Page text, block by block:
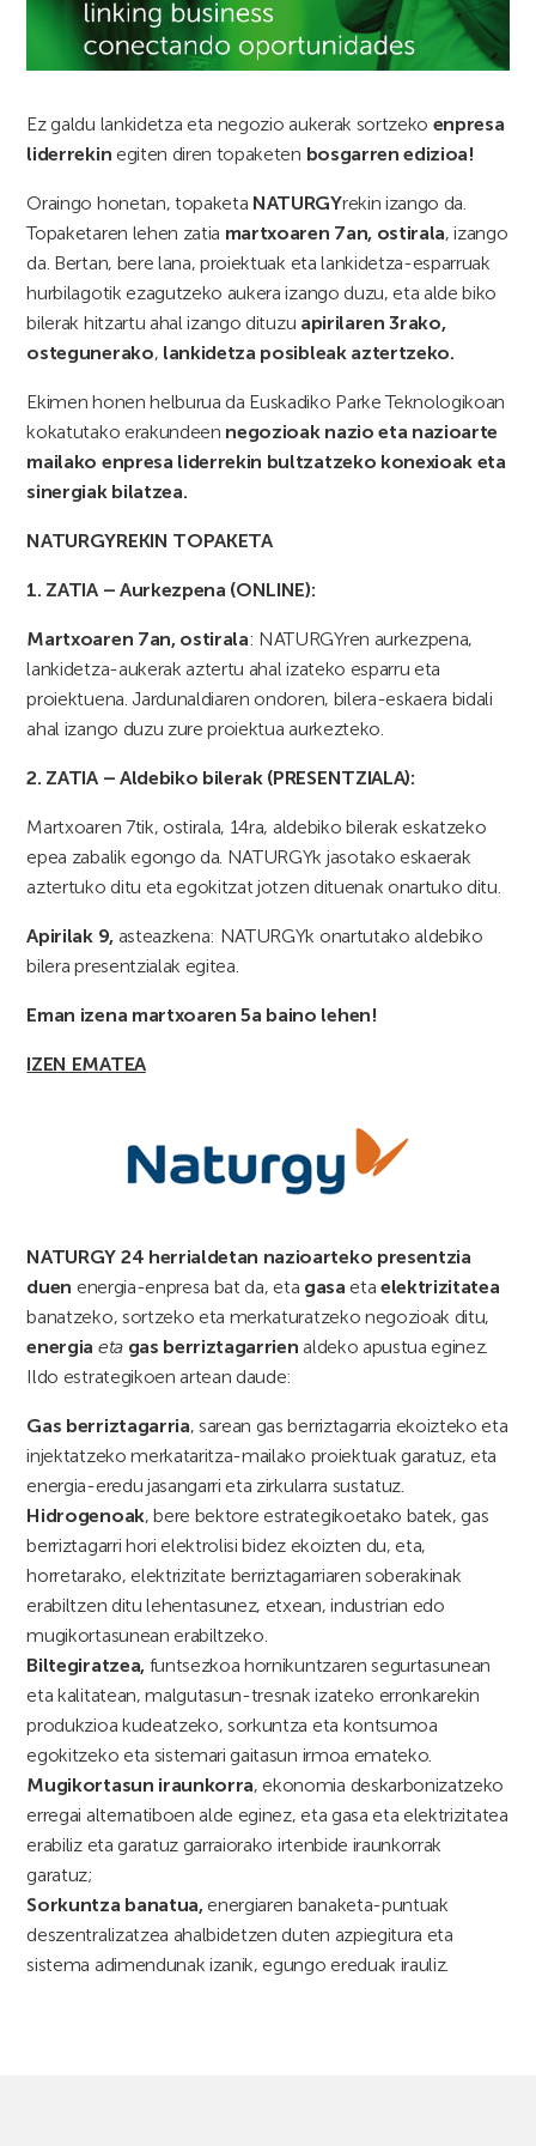
Ez galdu lankidetza eta negozio aukerak sortzeko enpresa
liderrekin egiten diren topaketen bosgarren edizioa!
Oraingo honetan, topaketa NATURGYrekin izango da.
Topaketaren lehen zatia martxoaren 7an, ostirala, izango
da. Bertan, bere lana, proiektuak eta lankidetza-esparruak
hurbilagotik ezagutzeko aukera izango duzu, eta alde biko
bilerak hitzartu ahal izango dituzu apirilaren 3rako,
ostegunerako, lankidetza posibleak aztertzeko.
Ekimen honen helburua da Euskadiko Parke Teknologikoan
kokatutako erakundeen negozioak nazio eta nazioarte
mailako enpresa liderrekin bultzatzeko konexioak eta
sinergiak bilatzea.
NATURGYREKIN TOPAKETA
1. ZATIA – Aurkezpena (ONLINE):
Martxoaren 7an, ostirala: NATURGYren aurkezpena,
lankidetza-aukerak aztertu ahal izateko esparru eta
proiektuena. Jardunaldiaren ondoren, bilera-eskaera bidali
ahal izango duzu zure proiektua aurkezteko.
2. ZATIA – Aldebiko bilerak (PRESENTZIALA):
Martxoaren 7tik, ostirala, 14ra, aldebiko bilerak eskatzeko
epea zabalik egongo da. NATURGYk jasotako eskaerak
aztertuko ditu eta egokitzat jotzen dituenak onartuko ditu.
Apirilak 9, asteazkena: NATURGYk onartutako aldebiko
bilera presentzialak egitea.
Eman izena martxoaren 5a baino lehen!
IZEN EMATEA
NATURGY 24 herrialdetan nazioarteko presentzia
duen energia-enpresa bat da, eta gasa etaelektrizitatea
banatzeko, sortzeko eta merkaturatzeko negozioak ditu,
energia eta gas berriztagarrien aldeko apustua eginez.
Ildo estrategikoen artean daude:
Gas berriztagarria, sarean gas berriztagarria ekoizteko eta
injektatzeko merkataritza-mailako proiektuak garatuz, eta
energia-eredu jasangarri eta zirkularra sustatuz.
Hidrogenoak, bere bektore estrategikoetako batek, gas
berriztagarri hori elektrolisi bidez ekoizten du, eta,
horretarako, elektrizitate berriztagarriaren soberakinak
erabiltzen ditu lehentasunez, etxean, industrian edo
mugikortasunean erabiltzeko.
Biltegiratzea,funtsezkoa hornikuntzaren segurtasunean
eta kalitatean, malgutasun-tresnak izateko erronkarekin
produkzioa kudeatzeko, sorkuntza eta kontsumoa
egokitzeko eta sistemari gaitasun irmoa emateko.
Mugikortasun iraunkorra, ekonomia deskarbonizatzeko
erregai alternatiboen alde eginez, eta gasa eta elektrizitatea
erabiliz eta garatuz garraiorako irtenbide iraunkorrak
garatuz;
Sorkuntza banatua,energiaren banaketa-puntuak
deszentralizatzea ahalbidetzen duten azpiegitura eta
sistema adimendunak izanik, egungo ereduak irauliz.